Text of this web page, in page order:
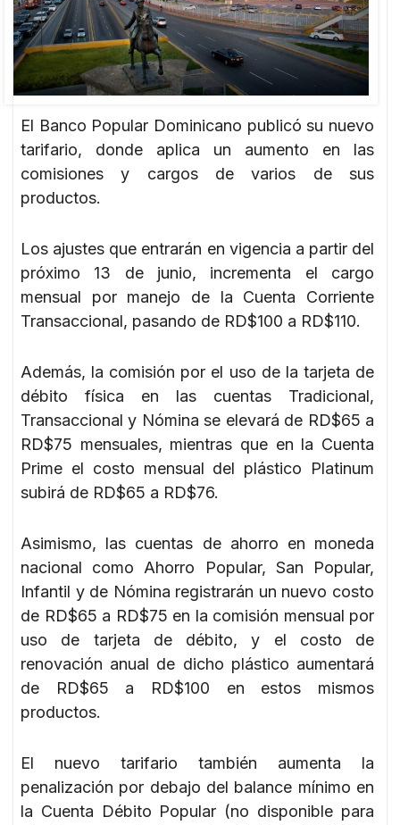
El Banco Popular Dominicano publicó su nuevo
tarifario, donde aplica un aumento en las
comisiones y cargos de varios de sus
productos.
Los ajustes que entrarán en vigencia a partir del
próximo 13 de junio, incrementa el cargo
mensual por manejo de la Cuenta Corriente
Transaccional, pasando de RD$100 a RD$110.
Además, la comisión por el uso de la tarjeta de
débito física en las cuentas Tradicional,
Transaccional y Nómina se elevará de RD$65 a
RD$75 mensuales, mientras que en la Cuenta
Prime el costo mensual del plástico Platinum
subirá de RD$65 a RD$76.
Asimismo, las cuentas de ahorro en moneda
nacional como Ahorro Popular, San Popular,
Infantil y de Nómina registrarán un nuevo costo
de RD$65 a RD$75 en la comisión mensual por
uso de tarjeta de débito, y el costo de
renovación anual de dicho plástico aumentará
de RD$65 a RD$100 en estos mismos
productos.
El nuevo tarifario también aumenta la
penalización por debajo del balance mínimo en
la Cuenta Débito Popular (no disponible para